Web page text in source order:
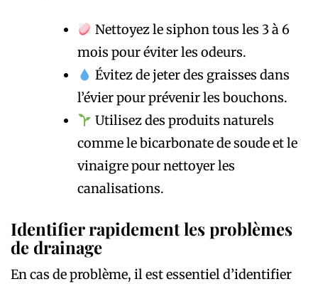
Nettoyez le siphon tous les 3 à 6
mois pour éviter les odeurs.
Évitez de jeter des graisses dans
l’évier pour prévenir les bouchons.
Utilisez des produits naturels
comme le bicarbonate de soude et le
vinaigre pour nettoyer les
canalisations.
Identifier rapidement les problèmes
de drainage
En cas de problème, il est essentiel d’identifier